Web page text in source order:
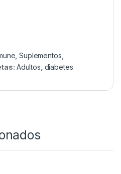
,Suplementos
Adultos diabetes